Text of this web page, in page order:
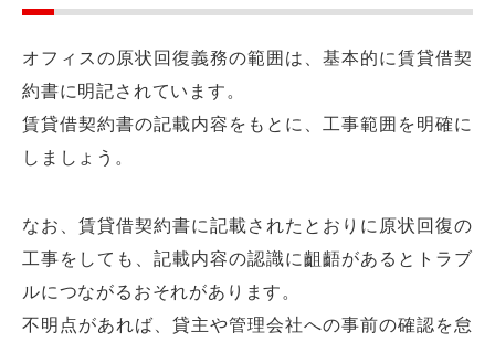
オフィスの原状回復義務の範囲は、基本的に賃貸借契
約書に明記されています。
賃貸借契約書の記載内容をもとに、工事範囲を明確に
しましょう。
なお、賃貸借契約書に記載されたとおりに原状回復の
工事をしても、記載内容の認識に齟齬があるとトラブ
ルにつながるおそれがあります。
不明点があれば、貸主や管理会社への事前の確認を怠